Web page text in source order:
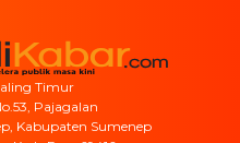
Timur
Pajagalan
Kabupaten Sumenep